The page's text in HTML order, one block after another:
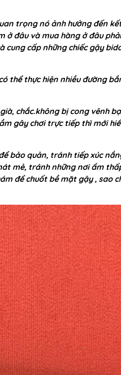
trọng nó ảnh hưởng đến
đâu và mua hàng ở đâu
cung cấp những chiếc gậy
thể thực hiện nhiều đường
chắc.không bị cong vênh
gây chơi trực tiếp thì mới
bảo quản, tránh tiếp xúc
mẻ, tránh những nơi ẩm
để chuốt bề mặt gậy , sao